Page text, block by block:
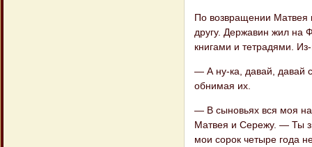
По возвращении Матвея
другу. Державин жил на
книгами и тетрадями.
— А ну-ка, давай, давай
обнимая их.
— В сыновьях вся моя
Матвея и Сережу. — Ты
мои сорок четыре года